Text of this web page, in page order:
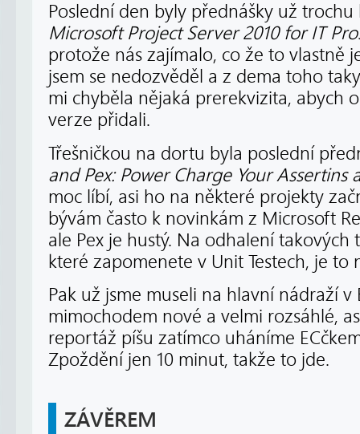
Poslední den byly přednášky už
Microsoft Project Server 2010 for IT
protože nás zajímalo, co že to vlastně
jsem se nedozvěděl a z dema toho
mi chyběla nějaká prerekvizita, abych
verze přidali.
Třešničkou na dortu byla poslední
and Pex: Power Charge Your Assertins
moc líbí, asi ho na některé projekty
bývám často k novinkám z Microsoft
ale Pex je hustý. Na odhalení
které zapomenete v Unit Testech, je
Pak už jsme museli na hlavní nádraží v
mimochodem nové a velmi rozsáhlé,
reportáž píšu zatímco uháníme
Zpoždění jen 10 minut, takže to jde.
ZÁVĚREM